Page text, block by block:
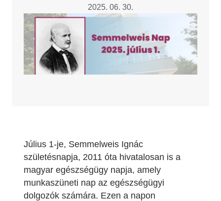
2025. 06. 30.
Image
Július 1-je, Semmelweis Ignác
születésnapja, 2011 óta hivatalosan is a
magyar egészségügy napja, amely
munkaszüneti nap az egészségügyi
dolgozók számára. Ezen a napon